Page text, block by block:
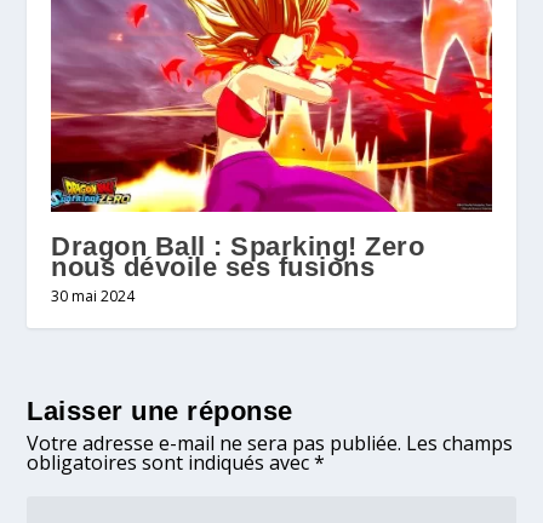
Dragon Ball : Sparking! Zero
nous dévoile ses fusions
30 mai 2024
Laisser une réponse
Votre adresse e-mail ne sera pas publiée. Les champs
obligatoires sont indiqués avec*